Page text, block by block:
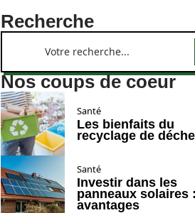
Recherche
Nos coups de coeur
Santé
Les bienfaits du
recyclage de
Santé
Investir dans les
panneaux solaires
avantages